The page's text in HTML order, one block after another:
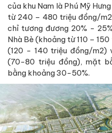
của khu Nam là Phú Mỹ
từ 240 – 480 triệu đồng/
chỉ tương đương 20% -
Nhà Bè (khoảng từ 110 –
(120 - 140 triệu đồng/m2)
(70-80 triệu đồng), mặt
bằng khoảng 30-50%.